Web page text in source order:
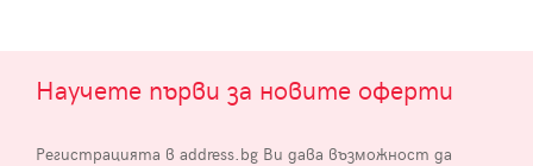
Научете първи за новите оферти
Регистрацията в address.bg Ви дава възможност да